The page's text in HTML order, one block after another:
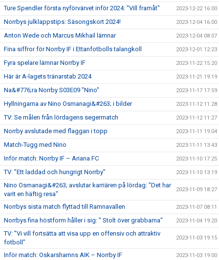
Ture Spendler första nyförvärvet inför 2024: "Vill framåt" 2023-12-22 16:00
Norrbys julklappstips: Säsongskort 2024! 2023-12-04 16:00
Anton Wede och Marcus Mikhail lämnar 2023-12-04 08:07
Fina siffror för Norrby IF i Ettanfotbolls talangkoll 2023-12-01 12:23
Fyra spelare lämnar Norrby IF 2023-11-22 15:20
Här är A-lagets tränarstab 2024 2023-11-21 19:19
Na&#776;ra Norrby S03E09 "Nino" 2023-11-17 17:59
Hyllningarna av Nino Osmanagi&#263; i bilder 2023-11-12 11:28
TV: Se målen från lördagens segermatch 2023-11-12 11:27
Norrby avslutade med flaggan i topp 2023-11-11 19:04
Match-Tugg med Nino 2023-11-11 13:43
Inför match: Norrby IF – Ariana FC 2023-11-10 17:25
TV: ”Ett laddad och hungrigt Norrby” 2023-11-10 13:19
Nino Osmanagi&#263; avslutar karriären på lördag: "Det har
varit en häftig resa"
2023-11-09 18:27
Norrbys sista match flyttad till Ramnavallen 2023-11-07 08:11
Norrbys fina höstform håller i sig: " Stolt över grabbarna" 2023-11-04 19:20
TV: ”Vi vill fortsätta att visa upp en offensiv och attraktiv
fotboll”
2023-11-03 19:15
Inför match: Oskarshamns AIK – Norrby IF 2023-11-03 19:00